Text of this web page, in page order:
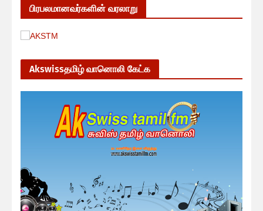
பிரபலமானவர்களின் வரலாறு
Akswissதமிழ் வானொலி கேட்க